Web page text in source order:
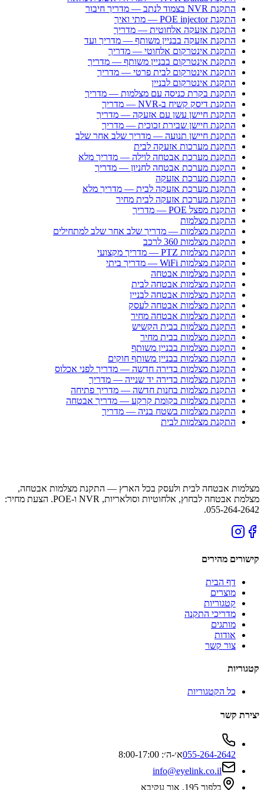
התקנת NVR בצמוד לנתב — מדריך חיבור
התקנת POE injector — מתי ואיך
התקנת אזעקה אלחוטית — מדריך
התקנת אזעקה בבניין משותף — מדריך ועד
התקנת אינטרקום אלחוטי — מדריך
התקנת אינטרקום בבניין משותף — מדריך
התקנת אינטרקום לבית פרטי — מדריך
התקנת אינטרקום לבניין
התקנת בקרת כניסה עם מצלמות — מדריך
התקנת דיסק קשיח ב-NVR — מדריך
התקנת חיישן עשן עם אזעקה — מדריך
התקנת חיישן שבירת זכוכית — מדריך
התקנת חיישן תנועה — מדריך שלב אחר שלב
התקנת מערכות אזעקה לבית
התקנת מערכת אבטחה לוילה — מדריך מלא
התקנת מערכת אבטחה לחניון — מדריך
התקנת מערכת אזעקה
התקנת מערכת אזעקה לבית — מדריך מלא
התקנת מערכת אזעקה לבית מחיר
התקנת מפצל POE — מדריך
התקנת מצלמות
התקנת מצלמות — מדריך שלב אחר שלב למתחילים
התקנת מצלמות 360 לרכב
התקנת מצלמות PTZ — מדריך מקצועי
התקנת מצלמות WiFi — מדריך ביתי
התקנת מצלמות אבטחה
התקנת מצלמות אבטחה לבית
התקנת מצלמות אבטחה לבניין
התקנת מצלמות אבטחה לעסק
התקנת מצלמות אבטחה מחיר
התקנת מצלמות בבית הקשיש
התקנת מצלמות בבית מחיר
התקנת מצלמות בבניין משותף
התקנת מצלמות בבניין משותף חוקים
התקנת מצלמות בדירה חדשה — מדריך לפני אכלוס
התקנת מצלמות בדירה יד שנייה — מדריך
התקנת מצלמות בחנות חדשה — מדריך פתיחה
התקנת מצלמות בקומת קרקע — מדריך אבטחה
התקנת מצלמות בשטח בניה — מדריך
התקנת מצלמות לבית
מצלמות אבטחה לבית ולעסק בכל הארץ — התקנת מצלמות אבטחה,
מצלמת אבטחה לבחוץ, אלחוטיות וסולאריות, NVR ו-POE. הצעת מחיר:
055-264-2642.
קישורים מהירים
דף הבית
מוצרים
קטגוריות
מדריכי התקנה
מותגים
אודות
צור קשר
קטגוריות
כל הקטגוריות
יצירת קשר
055-264-2642א׳-ה׳: 8:00-17:00
info@eyelink.co.il
בלפור 195, אור עקיבא